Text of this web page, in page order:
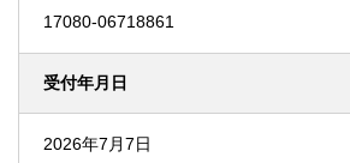
17080-06718861
受付年月日
2026年7月7日